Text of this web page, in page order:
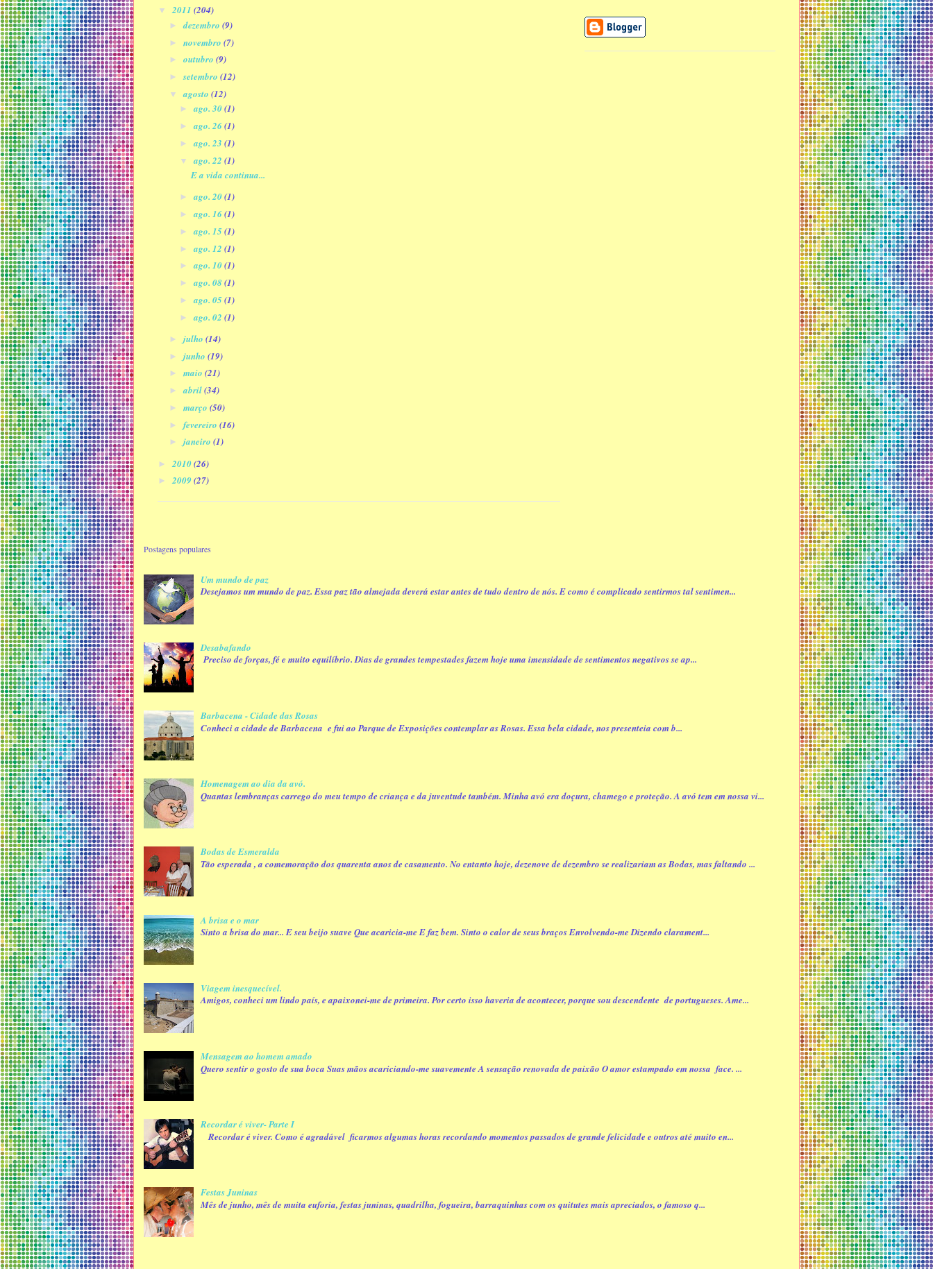
▼2011 (204)
►dezembro (9)
► novembro (7)
► outubro (9)
►setembro (12)
▼agosto (12)
►ago. 30(1)
►ago. 26(1)
►ago. 23(1)
▼ago. 22(1)
E a vida continua...
►ago. 20(1)
►ago. 16(1)
►ago. 15(1)
►ago. 12(1)
►ago. 10(1)
►ago. 08(1)
►ago. 05(1)
►ago. 02(1)
► julho (14)
► junho (19)
► maio (21)
►abril(34)
► março (50)
► fevereiro (16)
► janeiro (1)
► 2010(26)
►2009 (27)
Postagens populares
Um mundo de paz
Desejamos um mundo de paz. Essa paz tão almejada deverá estar antes de tudo dentro de nós. E como é complicado sentirmos tal sentimen...
Desabafando
Preciso de forças, fé e muito equilíbrio. Dias de grandes tempestades fazem hoje uma imensidade de sentimentos negativos se ap...
Barbacena - Cidade das Rosas
Conheci a cidade de Barbacena e fui ao Parque de Exposições contemplar as Rosas. Essa bela cidade, nos presenteia com b...
Homenagem ao dia da avó.
Quantas lembranças carrego do meu tempo de criança e da juventude também. Minha avó era doçura, chamego e proteção. A avó tem em nossa vi...
Bodas de Esmeralda
Tão esperada , a comemoração dos quarenta anos de casamento. No entanto hoje, dezenove de dezembro se realizariam as Bodas, mas faltando ...
A brisa e o mar
Sinto a brisa do mar... E seu beijo suave Que acaricia-me E faz bem. Sinto o calor de seus braços Envolvendo-me Dizendo clarament...
Viagem inesquecível.
Amigos, conheci um lindo país, e apaixonei-me de primeira. Por certo isso haveria de acontecer, porque sou descendente de portugueses. Ame...
Mensagem ao homem amado
Quero sentir o gosto de sua boca Suas mãos acariciando-me suavemente A sensação renovada de paixão O amor estampado em nossa face. ...
Recordar é viver- Parte I
Recordar é viver. Como é agradável ficarmos algumas horas recordando momentos passados de grande felicidade e outros até muito en...
Festas Juninas
Mês de junho, mês de muita euforia, festas juninas, quadrilha, fogueira, barraquinhas com os quitutes mais apreciados, o famoso q...